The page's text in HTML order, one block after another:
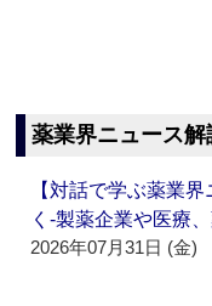
薬業界ニュース解
【対話で学ぶ薬業
く‐製薬企業や医療
2026年07月31日 (金)